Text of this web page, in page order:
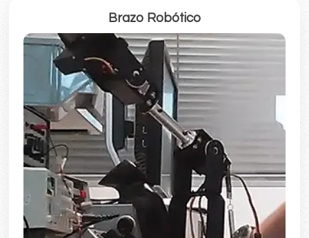
Brazo Robótico